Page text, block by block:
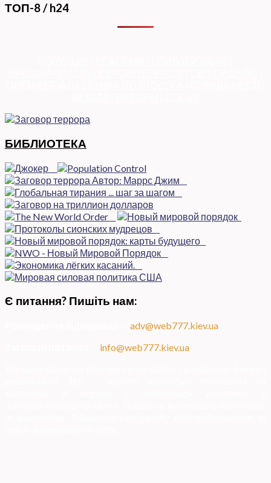
ТОП-8 / h24
БИБЛИОТЕКА
Є питання? Пишіть нам:
adv@web777.kiev.ua
info@web777.kiev.ua